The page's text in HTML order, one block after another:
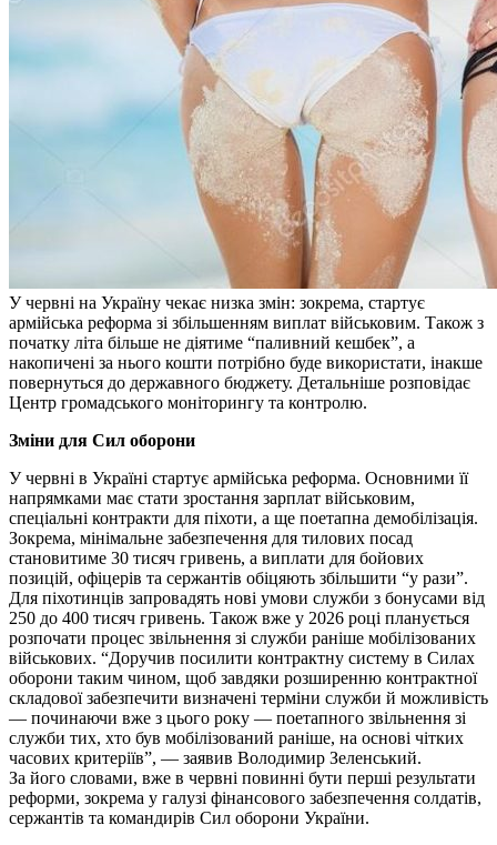
У червні на Україну чекає низка змін: зокрема, стартує
армійська реформа зі збільшенням виплат військовим. Також з
початку літа більше не діятиме “паливний кешбек”, а
накопичені за нього кошти потрібно буде використати, інакше
повернуться до державного бюджету. Детальніше розповідає
Центр громадського моніторингу та контролю.
Зміни для Сил оборони
У червні в Україні стартує армійська реформа. Основними її
напрямками має стати зростання зарплат військовим,
спеціальні контракти для піхоти, а ще поетапна демобілізація.
Зокрема, мінімальне забезпечення для тилових посад
становитиме 30 тисяч гривень, а виплати для бойових
позицій, офіцерів та сержантів обіцяють збільшити “у рази”.
Для піхотинців запровадять нові умови служби з бонусами від
250 до 400 тисяч гривень. Також вже у 2026 році планується
розпочати процес звільнення зі служби раніше мобілізованих
військових. “Доручив посилити контрактну систему в Силах
оборони таким чином, щоб завдяки розширенню контрактної
складової забезпечити визначені терміни служби й можливість
— починаючи вже з цього року — поетапного звільнення зі
служби тих, хто був мобілізований раніше, на основі чітких
часових критеріїв”, — заявив Володимир Зеленський.
За його словами, вже в червні повинні бути перші результати
реформи, зокрема у галузі фінансового забезпечення солдатів,
сержантів та командирів Сил оборони України.